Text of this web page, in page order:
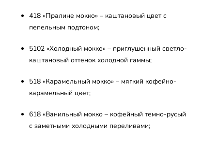
418 «Пралине мокко» – каштановый цвет с
пепельным подтоном;
5102 «Холодный мокко» – приглушенный светло-
каштановый оттенок холодной гаммы;
518 «Карамельный мокко» – мягкий кофейно-
карамельный цвет;
618 «Ванильный мокко – кофейный темно-русый
с заметными холодными переливами;